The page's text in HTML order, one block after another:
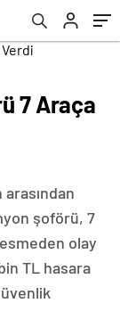
7 Araça
arasından
şoförü, 7
olay
TL hasara